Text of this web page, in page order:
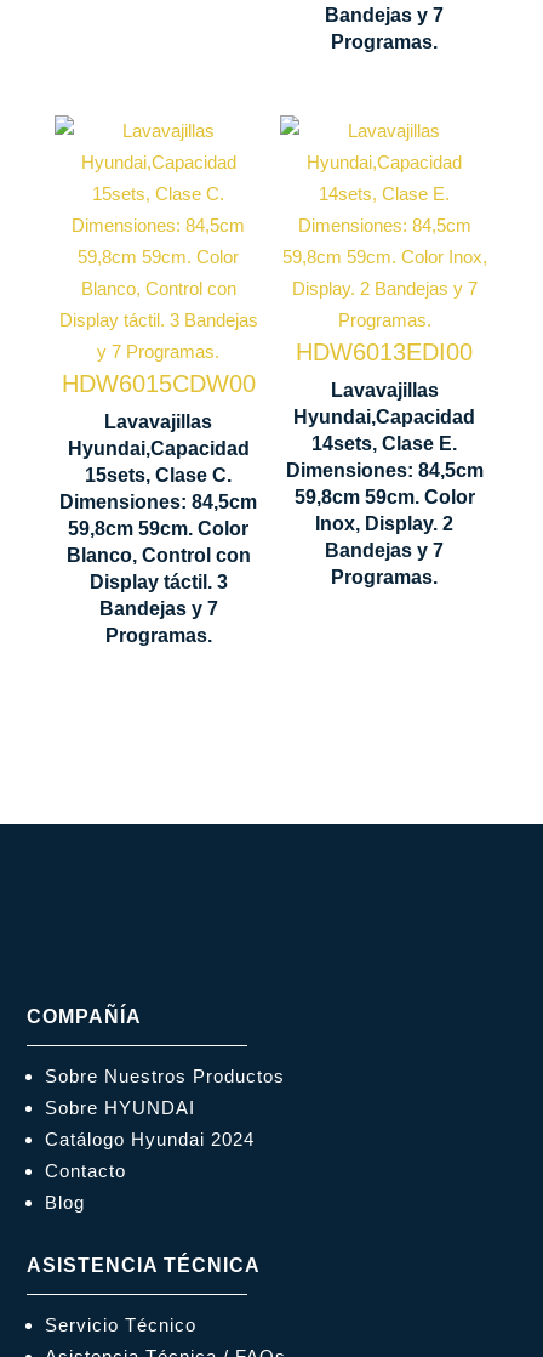
Bandejas y 7
Programas.
590 mm
HDW6015CDW00
Lavavajillas
Hyundai,Capacidad
15sets, Clase C.
Dimensiones: 84,5cm
59,8cm 59cm. Color
Blanco, Control con
Display táctil. 3
Bandejas y 7
Programas.
Capacidad
cubiertos
15 sets
Nº bandejas
3
Secado
Residual
Control
Display
LED táctil
845 x 598 x
590 mm
HDW6013EDI00
Lavavajillas
Hyundai,Capacidad
14sets, Clase E.
Dimensiones: 84,5cm
59,8cm 59cm. Color
Inox, Display. 2
Bandejas y 7
Programas.
Capacidad
cubiertos
14 sets
Nº bandejas
2
Control
Display
LED
Secado
Residual
COMPAÑÍA
Sobre Nuestros Productos
Sobre HYUNDAI
Catálogo Hyundai 2024
Contacto
Blog
ASISTENCIA TÉCNICA
Servicio Técnico